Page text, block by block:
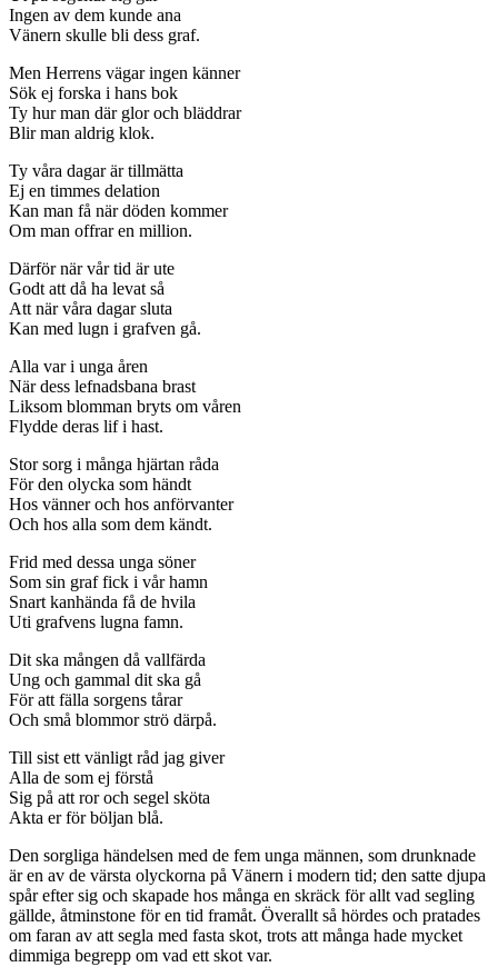
Ingen av dem kunde ana
Vänern skulle bli dess graf.
Men Herrens vägar ingen känner
Sök ej forska i hans bok
Ty hur man där glor och bläddrar
Blir man aldrig klok.
Ty våra dagar är tillmätta
Ej en timmes delation
Kan man få när döden kommer
Om man offrar en million.
Därför när vår tid är ute
Godt att då ha levat så
Att när våra dagar sluta
Kan med lugn i grafven gå.
Alla var i unga åren
När dess lefnadsbana brast
Liksom blomman bryts om våren
Flydde deras lif i hast.
Stor sorg i många hjärtan råda
För den olycka som händt
Hos vänner och hos anförvanter
Och hos alla som dem kändt.
Frid med dessa unga söner
Som sin graf fick i vår hamn
Snart kanhända få de hvila
Uti grafvens lugna famn.
Dit ska mången då vallfärda
Ung och gammal dit ska gå
För att fälla sorgens tårar
Och små blommor strö därpå.
Till sist ett vänligt råd jag giver
Alla de som ej förstå
Sig på att ror och segel sköta
Akta er för böljan blå.
Den sorgliga händelsen med de fem unga männen, som drunknade
är en av de värsta olyckorna på Vänern i modern tid; den satte djupa
spår efter sig och skapade hos många en skräck för allt vad segling
gällde, åtminstone för en tid framåt. Överallt så hördes och pratades
om faran av att segla med fasta skot, trots att många hade mycket
dimmiga begrepp om vad ett skot var.